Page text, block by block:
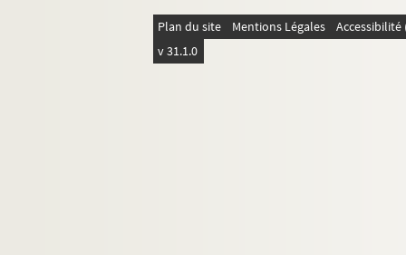
Plan du site Mentions Légales
v 31.1.0